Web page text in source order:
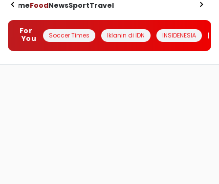
HomeFoodNewsSportTravel
For
You
Soccer Times Iklanin di IDN INSIDENESIA